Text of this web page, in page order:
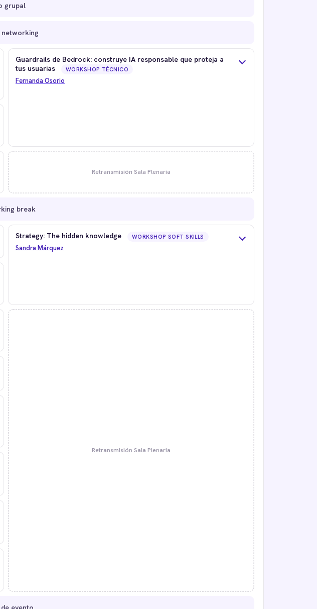
grupal
networking
Guardrails de Bedrock: construye IA responsable que proteja a
tus usuarias
WORKSHOP TÉCNICO
Fernanda Osorio
Retransmisión Sala Plenaria
break
Strategy: The hidden knowledge WORKSHOP SOFT SKILLS
Sandra Márquez
Retransmisión Sala Plenaria